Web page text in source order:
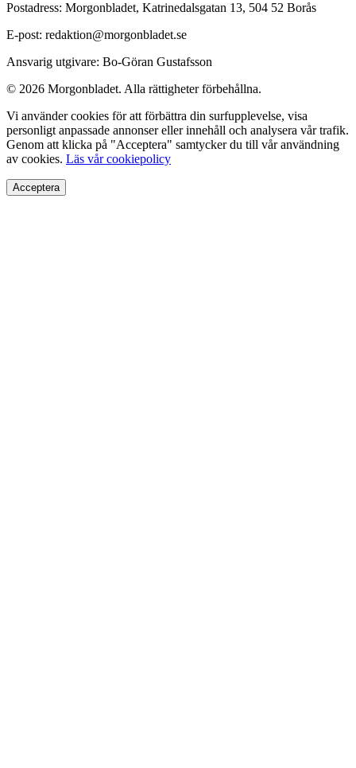
Postadress: Morgonbladet, Katrinedalsgatan 13, 504 52 Borås
E-post: redaktion@morgonbladet.se
Ansvarig utgivare: Bo-Göran Gustafsson
© 2026 Morgonbladet. Alla rättigheter förbehållna.
Vi använder cookies för att förbättra din surfupplevelse, visa
personligt anpassade annonser eller innehåll och analysera vår trafik.
Genom att klicka på "Acceptera" samtycker du till vår användning
av cookies. Läs vår cookiepolicy
Acceptera